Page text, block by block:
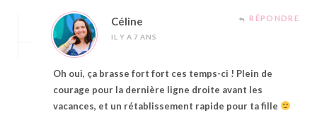
Céline
IL Y A 7 ANS
RÉPONDRE
Oh oui, ça brasse fort fort ces temps-ci ! Plein de
courage pour la dernière ligne droite avant les
vacances, et un rétablissement rapide pour ta fille